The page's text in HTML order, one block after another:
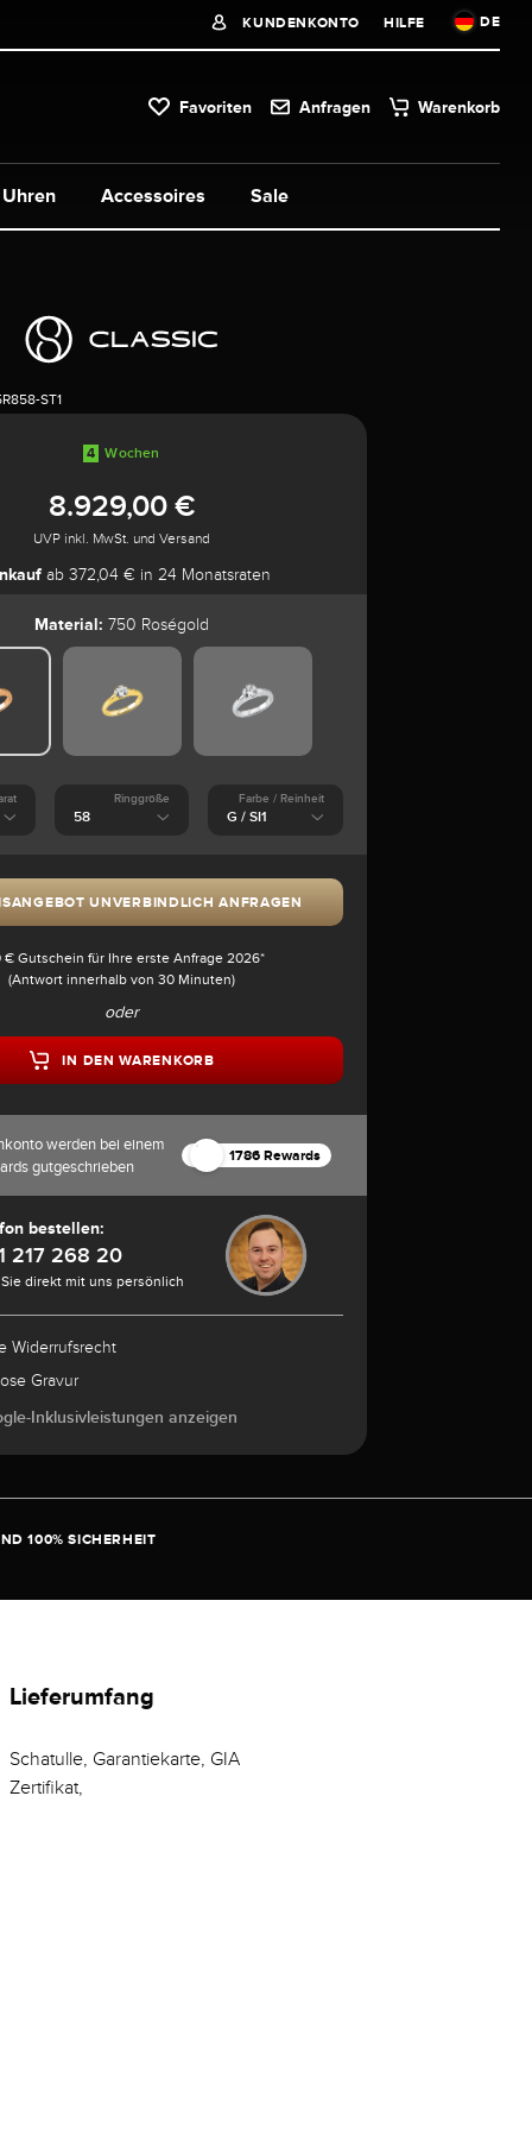
KUNDENKONTO HILFE DE
Favoriten Anfragen Warenkorb
Uhren Accessoires Sale
ST1
4 Wochen
8.929,00 €
UVP inkl. MwSt. und Versand
ab 372,04 € in 24 Monatsraten
Material: 750 Roségold
Ringgröße Farbe / Reinheit
UNVERBINDLICH ANFRAGEN
€ Gutschein für Ihre erste Anfrage 2026*
(Antwort innerhalb von 30 Minuten)
oder
IN DEN WARENKORB
werden bei einem
gutgeschrieben
1786 Rewards
bestellen:
217 268 20
direkt mit uns persönlich
Widerrufsrecht
Gravur
Inklusivleistungen anzeigen
100% SICHERHEIT
Lieferumfang
Schatulle, Garantiekarte, GIA
Zertifikat,